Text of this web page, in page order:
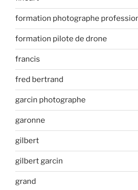
formation photographe
formation pilote de drone
francis
fred bertrand
garcin photographe
garonne
gilbert
gilbert garcin
grand